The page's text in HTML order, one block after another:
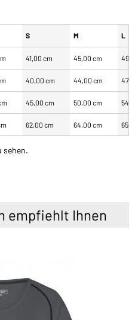
S M L
41,00 cm 45,00 cm
40,00 cm 44,00 cm
45,00 cm 50,00 cm
62,00 cm 64,00 cm
sehen.
empfiehlt Ihnen